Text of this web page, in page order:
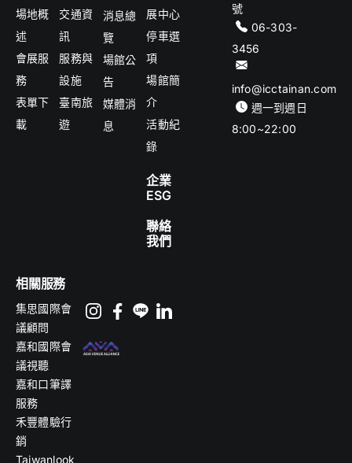
場地概
述
會展服
務
表單下
載
交通資
訊
服務與
設施
臺南旅
遊
消息總
覽
場館公
告
媒體消
息
展中心
停車選
項
場館簡
介
活動紀
錄
企業
ESG
聯絡
我們
號
06-303-
3456
info@icctainan.com
週一到週日
8:00~22:00
相關服務
集思國際會
議顧問
嘉和國際會
議視聽
嘉和口筆譯
服務
禾豐體驗行
銷
Taiwanlook